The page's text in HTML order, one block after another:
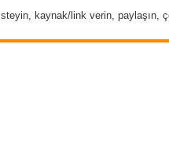
İsteyin, kaynak/link verin, paylaşın,